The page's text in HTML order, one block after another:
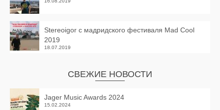
Stereoigor с мадридского фестиваля Mad Cool
2019
18.07.2019
СВЕЖИЕ НОВОСТИ
Jager Music Awards 2024
15.02.2024